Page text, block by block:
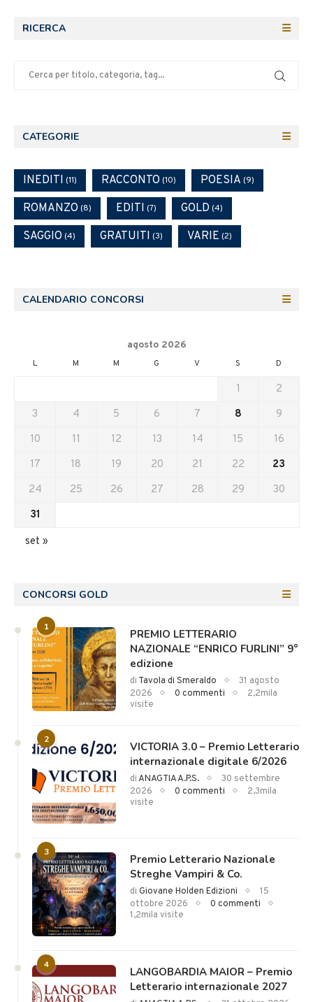
RICERCA
CATEGORIE
INEDITI (11) RACCONTO (10) POESIA (9)
ROMANZO (8) EDITI (7) GOLD (4)
SAGGIO (4) GRATUITI (3) VARIE (2)
CALENDARIO CONCORSI
agosto 2026
L M M G V S D
1
2
3
4 5 6 7 8
9
10
11 12 13 14 15
16
17
18 19 20 21 22
23
24
25 26 27 28 29
30
31
set »
CONCORSI GOLD
1
PREMIO LETTERARIO
NAZIONALE “ENRICO FURLINI” 9°
edizione
di Tavola di Smeraldo
31 agosto
2026
0 commenti
2,2mila
visite
2
VICTORIA 3.0 – Premio Letterario
internazionale digitale 6/2026
diANAGTIA A.P.S.
30 settembre
2026
0 commenti
2,3mila
visite
3
Premio Letterario Nazionale
Streghe Vampiri & Co.
di Giovane Holden Edizioni
15
ottobre 2026
0 commenti
1,2mila visite
4
LANGOBARDIA MAIOR – Premio
Letterario internazionale 2027